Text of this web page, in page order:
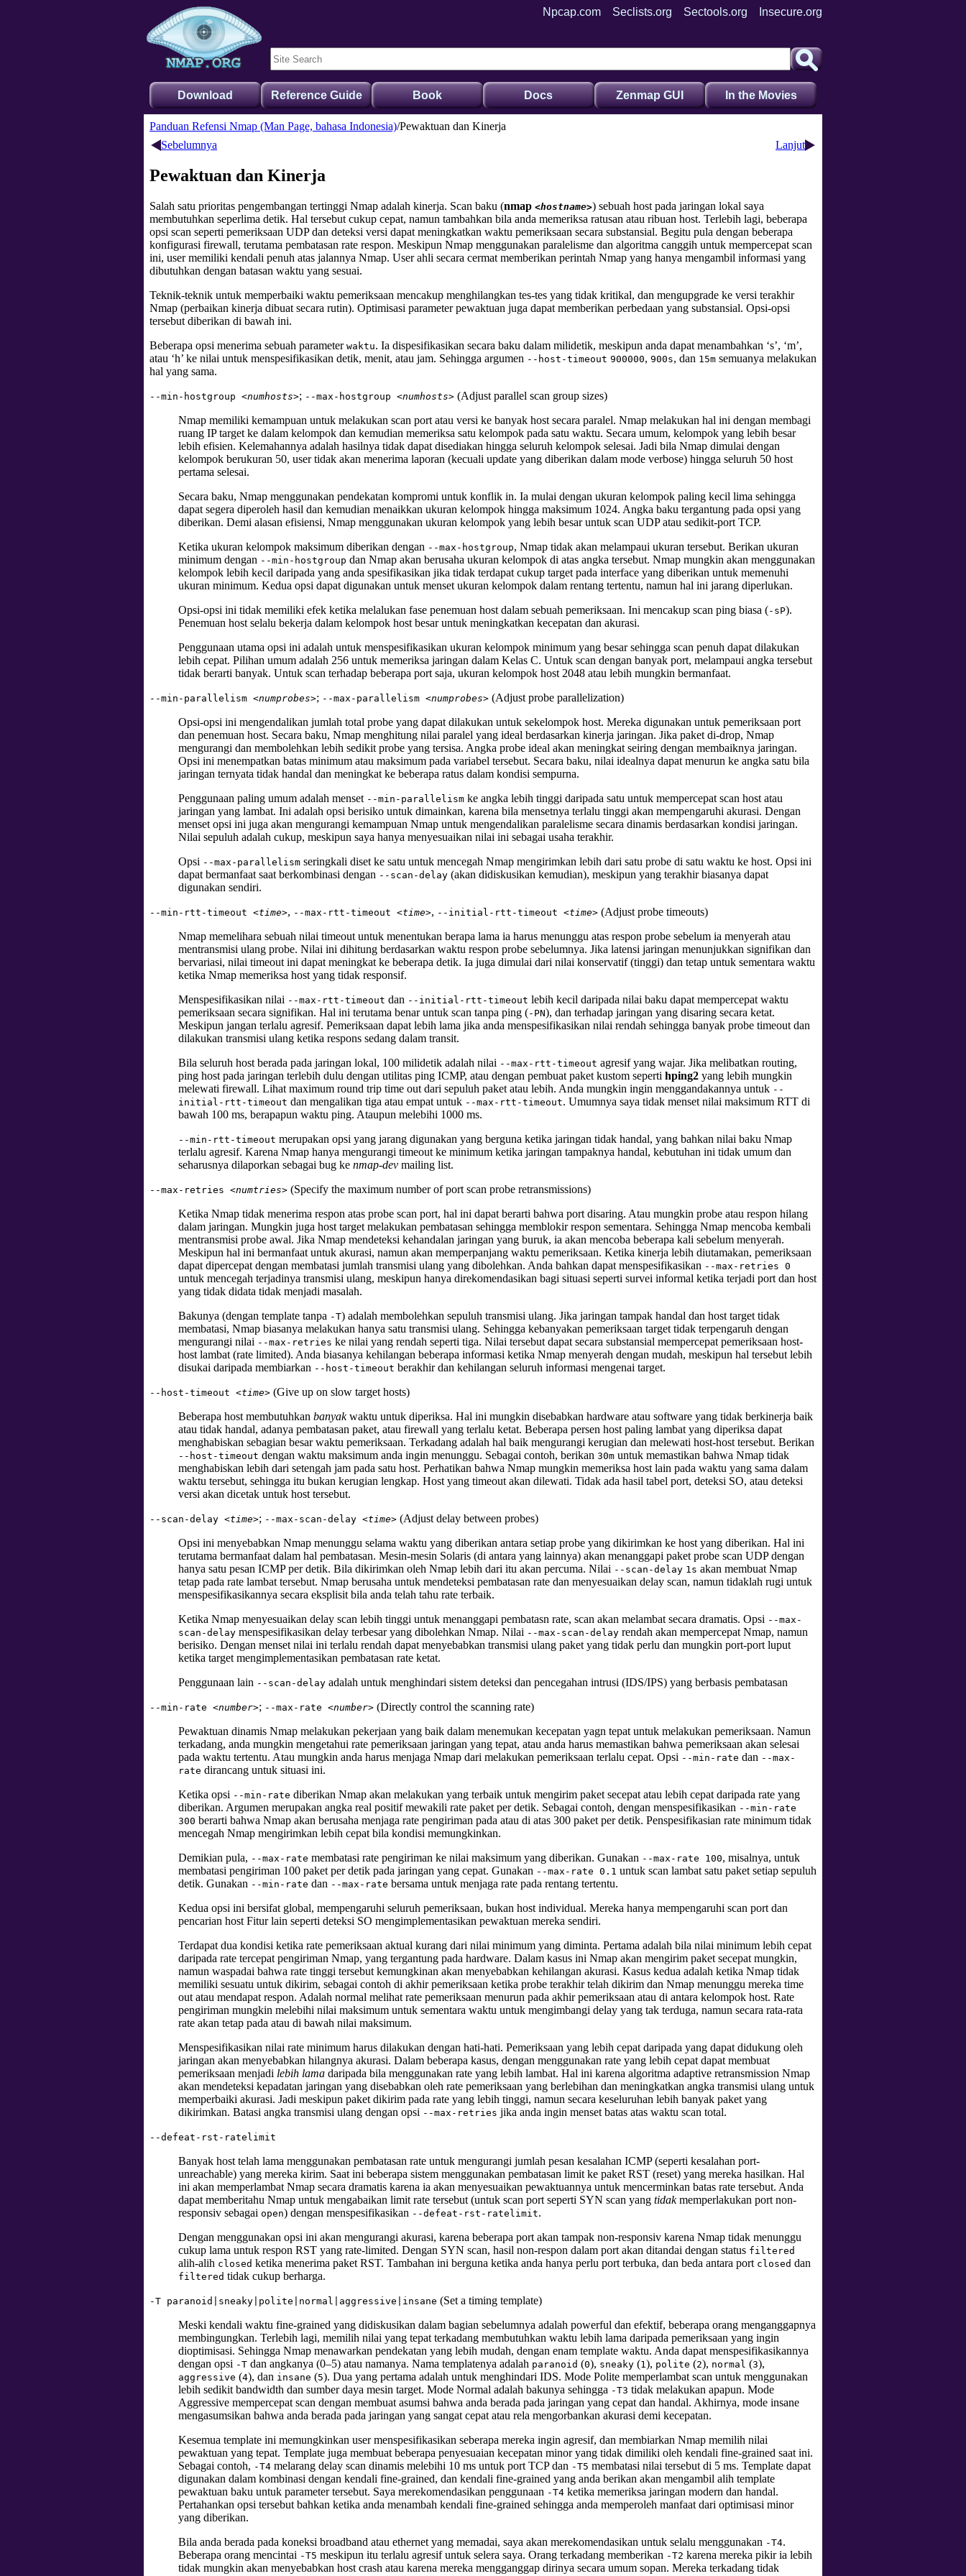
Npcap.com Seclists.org Sectools.org Insecure.org
Download Reference Guide Book Docs Zenmap GUI In the Movies
Panduan Refensi Nmap (Man Page, bahasa Indonesia) Pewaktuan dan Kinerja
Sebelumnya
Lanjut
Pewaktuan dan Kinerja
Salah satu prioritas pengembangan tertinggi Nmap adalah kinerja. Scan baku (nmap <hostname>) sebuah host pada jaringan lokal saya
membutuhkan seperlima detik. Hal tersebut cukup cepat, namun tambahkan bila anda memeriksa ratusan atau ribuan host. Terlebih lagi, beberapa
opsi scan seperti pemeriksaan UDP dan deteksi versi dapat meningkatkan waktu pemeriksaan secara substansial. Begitu pula dengan beberapa
konfigurasi firewall, terutama pembatasan rate respon. Meskipun Nmap menggunakan paralelisme dan algoritma canggih untuk mempercepat scan
ini, user memiliki kendali penuh atas jalannya Nmap. User ahli secara cermat memberikan perintah Nmap yang hanya mengambil informasi yang
dibutuhkan dengan batasan waktu yang sesuai.
Teknik-teknik untuk memperbaiki waktu pemeriksaan mencakup menghilangkan tes-tes yang tidak kritikal, dan mengupgrade ke versi terakhir
Nmap (perbaikan kinerja dibuat secara rutin). Optimisasi parameter pewaktuan juga dapat memberikan perbedaan yang substansial. Opsi-opsi
tersebut diberikan di bawah ini.
Beberapa opsi menerima sebuah parameter waktu. Ia dispesifikasikan secara baku dalam milidetik, meskipun anda dapat menambahkan ‘s’, ‘m’,
atau ‘h’ ke nilai untuk menspesifikasikan detik, menit, atau jam. Sehingga argumen --host-timeout 900000, 900s, dan 15m semuanya melakukan
hal yang sama.
--min-hostgroup <numhosts>; --max-hostgroup <numhosts> (Adjust parallel scan group sizes)
Nmap memiliki kemampuan untuk melakukan scan port atau versi ke banyak host secara paralel. Nmap melakukan hal ini dengan membagi
ruang IP target ke dalam kelompok dan kemudian memeriksa satu kelompok pada satu waktu. Secara umum, kelompok yang lebih besar
lebih efisien. Kelemahannya adalah hasilnya tidak dapat disediakan hingga seluruh kelompok selesai. Jadi bila Nmap dimulai dengan
kelompok berukuran 50, user tidak akan menerima laporan (kecuali update yang diberikan dalam mode verbose) hingga seluruh 50 host
pertama selesai.
Secara baku, Nmap menggunakan pendekatan kompromi untuk konflik in. Ia mulai dengan ukuran kelompok paling kecil lima sehingga
dapat segera diperoleh hasil dan kemudian menaikkan ukuran kelompok hingga maksimum 1024. Angka baku tergantung pada opsi yang
diberikan. Demi alasan efisiensi, Nmap menggunakan ukuran kelompok yang lebih besar untuk scan UDP atau sedikit-port TCP.
Ketika ukuran kelompok maksimum diberikan dengan --max-hostgroup, Nmap tidak akan melampaui ukuran tersebut. Berikan ukuran
minimum dengan --min-hostgroup dan Nmap akan berusaha ukuran kelompok di atas angka tersebut. Nmap mungkin akan menggunakan
kelompok lebih kecil daripada yang anda spesifikasikan jika tidak terdapat cukup target pada interface yang diberikan untuk memenuhi
ukuran minimum. Kedua opsi dapat digunakan untuk menset ukuran kelompok dalam rentang tertentu, namun hal ini jarang diperlukan.
Opsi-opsi ini tidak memiliki efek ketika melalukan fase penemuan host dalam sebuah pemeriksaan. Ini mencakup scan ping biasa (-sP).
Penemuan host selalu bekerja dalam kelompok host besar untuk meningkatkan kecepatan dan akurasi.
Penggunaan utama opsi ini adalah untuk menspesifikasikan ukuran kelompok minimum yang besar sehingga scan penuh dapat dilakukan
lebih cepat. Pilihan umum adalah 256 untuk memeriksa jaringan dalam Kelas C. Untuk scan dengan banyak port, melampaui angka tersebut
tidak berarti banyak. Untuk scan terhadap beberapa port saja, ukuran kelompok host 2048 atau lebih mungkin bermanfaat.
--min-parallelism <numprobes>; --max-parallelism <numprobes> (Adjust probe parallelization)
Opsi-opsi ini mengendalikan jumlah total probe yang dapat dilakukan untuk sekelompok host. Mereka digunakan untuk pemeriksaan port
dan penemuan host. Secara baku, Nmap menghitung nilai paralel yang ideal berdasarkan kinerja jaringan. Jika paket di-drop, Nmap
mengurangi dan membolehkan lebih sedikit probe yang tersisa. Angka probe ideal akan meningkat seiring dengan membaiknya jaringan.
Opsi ini menempatkan batas minimum atau maksimum pada variabel tersebut. Secara baku, nilai idealnya dapat menurun ke angka satu bila
jaringan ternyata tidak handal dan meningkat ke beberapa ratus dalam kondisi sempurna.
Penggunaan paling umum adalah menset --min-parallelism ke angka lebih tinggi daripada satu untuk mempercepat scan host atau
jaringan yang lambat. Ini adalah opsi berisiko untuk dimainkan, karena bila mensetnya terlalu tinggi akan mempengaruhi akurasi. Dengan
menset opsi ini juga akan mengurangi kemampuan Nmap untuk mengendalikan paralelisme secara dinamis berdasarkan kondisi jaringan.
Nilai sepuluh adalah cukup, meskipun saya hanya menyesuaikan nilai ini sebagai usaha terakhir.
Opsi --max-parallelism seringkali diset ke satu untuk mencegah Nmap mengirimkan lebih dari satu probe di satu waktu ke host. Opsi ini
dapat bermanfaat saat berkombinasi dengan --scan-delay (akan didiskusikan kemudian), meskipun yang terakhir biasanya dapat
digunakan sendiri.
--min-rtt-timeout <time>, --max-rtt-timeout <time>, --initial-rtt-timeout <time> (Adjust probe timeouts)
Nmap memelihara sebuah nilai timeout untuk menentukan berapa lama ia harus menunggu atas respon probe sebelum ia menyerah atau
mentransmisi ulang probe. Nilai ini dihitung berdasarkan waktu respon probe sebelumnya. Jika latensi jaringan menunjukkan signifikan dan
bervariasi, nilai timeout ini dapat meningkat ke beberapa detik. Ia juga dimulai dari nilai konservatif (tinggi) dan tetap untuk sementara waktu
ketika Nmap memeriksa host yang tidak responsif.
Menspesifikasikan nilai --max-rtt-timeout dan --initial-rtt-timeout lebih kecil daripada nilai baku dapat mempercepat waktu
pemeriksaan secara signifikan. Hal ini terutama benar untuk scan tanpa ping (-PN), dan terhadap jaringan yang disaring secara ketat.
Meskipun jangan terlalu agresif. Pemeriksaan dapat lebih lama jika anda menspesifikasikan nilai rendah sehingga banyak probe timeout dan
dilakukan transmisi ulang ketika respons sedang dalam transit.
Bila seluruh host berada pada jaringan lokal, 100 milidetik adalah nilai --max-rtt-timeout agresif yang wajar. Jika melibatkan routing,
ping host pada jaringan terlebih dulu dengan utilitas ping ICMP, atau dengan pembuat paket kustom seperti hping2 yang lebih mungkin
melewati firewall. Lihat maximum round trip time out dari sepuluh paket atau lebih. Anda mungkin ingin menggandakannya untuk --
initial-rtt-timeout dan mengalikan tiga atau empat untuk --max-rtt-timeout. Umumnya saya tidak menset nilai maksimum RTT di
bawah 100 ms, berapapun waktu ping. Ataupun melebihi 1000 ms.
--min-rtt-timeout merupakan opsi yang jarang digunakan yang berguna ketika jaringan tidak handal, yang bahkan nilai baku Nmap
terlalu agresif. Karena Nmap hanya mengurangi timeout ke minimum ketika jaringan tampaknya handal, kebutuhan ini tidak umum dan
seharusnya dilaporkan sebagai bug ke nmap-dev mailing list.
--max-retries <numtries> (Specify the maximum number of port scan probe retransmissions)
Ketika Nmap tidak menerima respon atas probe scan port, hal ini dapat berarti bahwa port disaring. Atau mungkin probe atau respon hilang
dalam jaringan. Mungkin juga host target melakukan pembatasan sehingga memblokir respon sementara. Sehingga Nmap mencoba kembali
mentransmisi probe awal. Jika Nmap mendeteksi kehandalan jaringan yang buruk, ia akan mencoba beberapa kali sebelum menyerah.
Meskipun hal ini bermanfaat untuk akurasi, namun akan memperpanjang waktu pemeriksaan. Ketika kinerja lebih diutamakan, pemeriksaan
dapat dipercepat dengan membatasi jumlah transmisi ulang yang dibolehkan. Anda bahkan dapat menspesifikasikan --max-retries 0
untuk mencegah terjadinya transmisi ulang, meskipun hanya direkomendasikan bagi situasi seperti survei informal ketika terjadi port dan host
yang tidak didata tidak menjadi masalah.
Bakunya (dengan template tanpa -T) adalah membolehkan sepuluh transmisi ulang. Jika jaringan tampak handal dan host target tidak
membatasi, Nmap biasanya melakukan hanya satu transmisi ulang. Sehingga kebanyakan pemeriksaan target tidak terpengaruh dengan
mengurangi nilai --max-retries ke nilai yang rendah seperti tiga. Nilai tersebut dapat secara substansial mempercepat pemeriksaan host-
host lambat (rate limited). Anda biasanya kehilangan beberapa informasi ketika Nmap menyerah dengan mudah, meskipun hal tersebut lebih
disukai daripada membiarkan --host-timeout berakhir dan kehilangan seluruh informasi mengenai target.
--host-timeout <time> (Give up on slow target hosts)
Beberapa host membutuhkan banyakwaktu untuk diperiksa. Hal ini mungkin disebabkan hardware atau software yang tidak berkinerja baik
atau tidak handal, adanya pembatasan paket, atau firewall yang terlalu ketat. Beberapa persen host paling lambat yang diperiksa dapat
menghabiskan sebagian besar waktu pemeriksaan. Terkadang adalah hal baik mengurangi kerugian dan melewati host-host tersebut. Berikan
--host-timeout dengan waktu maksimum anda ingin menunggu. Sebagai contoh, berikan 30m untuk memastikan bahwa Nmap tidak
menghabiskan lebih dari setengah jam pada satu host. Perhatikan bahwa Nmap mungkin memeriksa host lain pada waktu yang sama dalam
waktu tersebut, sehingga itu bukan kerugian lengkap. Host yang timeout akan dilewati. Tidak ada hasil tabel port, deteksi SO, atau deteksi
versi akan dicetak untuk host tersebut.
--scan-delay <time>; --max-scan-delay <time> (Adjust delay between probes)
Opsi ini menyebabkan Nmap menunggu selama waktu yang diberikan antara setiap probe yang dikirimkan ke host yang diberikan. Hal ini
terutama bermanfaat dalam hal pembatasan. Mesin-mesin Solaris (di antara yang lainnya) akan menanggapi paket probe scan UDP dengan
hanya satu pesan ICMP per detik. Bila dikirimkan oleh Nmap lebih dari itu akan percuma. Nilai --scan-delay 1s akan membuat Nmap
tetap pada rate lambat tersebut. Nmap berusaha untuk mendeteksi pembatasan rate dan menyesuaikan delay scan, namun tidaklah rugi untuk
menspesifikasikannya secara eksplisit bila anda telah tahu rate terbaik.
Ketika Nmap menyesuaikan delay scan lebih tinggi untuk menanggapi pembatasn rate, scan akan melambat secara dramatis. Opsi --max-
scan-delay menspesifikasikan delay terbesar yang dibolehkan Nmap. Nilai --max-scan-delay rendah akan mempercepat Nmap, namun
berisiko. Dengan menset nilai ini terlalu rendah dapat menyebabkan transmisi ulang paket yang tidak perlu dan mungkin port-port luput
ketika target mengimplementasikan pembatasan rate ketat.
Penggunaan lain --scan-delay adalah untuk menghindari sistem deteksi dan pencegahan intrusi (IDS/IPS) yang berbasis pembatasan
--min-rate <number>; --max-rate <number> (Directly control the scanning rate)
Pewaktuan dinamis Nmap melakukan pekerjaan yang baik dalam menemukan kecepatan yagn tepat untuk melakukan pemeriksaan. Namun
terkadang, anda mungkin mengetahui rate pemeriksaan jaringan yang tepat, atau anda harus memastikan bahwa pemeriksaan akan selesai
pada waktu tertentu. Atau mungkin anda harus menjaga Nmap dari melakukan pemeriksaan terlalu cepat. Opsi --min-rate dan --max-
rate dirancang untuk situasi ini.
Ketika opsi --min-rate diberikan Nmap akan melakukan yang terbaik untuk mengirim paket secepat atau lebih cepat daripada rate yang
diberikan. Argumen merupakan angka real positif mewakili rate paket per detik. Sebagai contoh, dengan menspesifikasikan --min-rate
300 berarti bahwa Nmap akan berusaha menjaga rate pengiriman pada atau di atas 300 paket per detik. Penspesifikasian rate minimum tidak
mencegah Nmap mengirimkan lebih cepat bila kondisi memungkinkan.
Demikian pula, --max-rate membatasi rate pengiriman ke nilai maksimum yang diberikan. Gunakan --max-rate 100, misalnya, untuk
membatasi pengiriman 100 paket per detik pada jaringan yang cepat. Gunakan --max-rate 0.1 untuk scan lambat satu paket setiap sepuluh
detik. Gunakan --min-rate dan --max-rate bersama untuk menjaga rate pada rentang tertentu.
Kedua opsi ini bersifat global, mempengaruhi seluruh pemeriksaan, bukan host individual. Mereka hanya mempengaruhi scan port dan
pencarian host Fitur lain seperti deteksi SO mengimplementasikan pewaktuan mereka sendiri.
Terdapat dua kondisi ketika rate pemeriksaan aktual kurang dari nilai minimum yang diminta. Pertama adalah bila nilai minimum lebih cepat
daripada rate tercepat pengiriman Nmap, yang tergantung pada hardware. Dalam kasus ini Nmap akan mengirim paket secepat mungkin,
namun waspadai bahwa rate tinggi tersebut kemungkinan akan menyebabkan kehilangan akurasi. Kasus kedua adalah ketika Nmap tidak
memiliki sesuatu untuk dikirim, sebagai contoh di akhir pemeriksaan ketika probe terakhir telah dikirim dan Nmap menunggu mereka time
out atau mendapat respon. Adalah normal melihat rate pemeriksaan menurun pada akhir pemeriksaan atau di antara kelompok host. Rate
pengiriman mungkin melebihi nilai maksimum untuk sementara waktu untuk mengimbangi delay yang tak terduga, namun secara rata-rata
rate akan tetap pada atau di bawah nilai maksimum.
Menspesifikasikan nilai rate minimum harus dilakukan dengan hati-hati. Pemeriksaan yang lebih cepat daripada yang dapat didukung oleh
jaringan akan menyebabkan hilangnya akurasi. Dalam beberapa kasus, dengan menggunakan rate yang lebih cepat dapat membuat
pemeriksaan menjadi lebih lama daripada bila menggunakan rate yang lebih lambat. Hal ini karena algoritma adaptive retransmission Nmap
akan mendeteksi kepadatan jaringan yang disebabkan oleh rate pemeriksaan yang berlebihan dan meningkatkan angka transmisi ulang untuk
memperbaiki akurasi. Jadi meskipun paket dikirim pada rate yang lebih tinggi, namun secara keseluruhan lebih banyak paket yang
dikirimkan. Batasi angka transmisi ulang dengan opsi --max-retries jika anda ingin menset batas atas waktu scan total.
--defeat-rst-ratelimit
Banyak host telah lama menggunakan pembatasan rate untuk mengurangi jumlah pesan kesalahan ICMP (seperti kesalahan port-
unreachable) yang mereka kirim. Saat ini beberapa sistem menggunakan pembatasan limit ke paket RST (reset) yang mereka hasilkan. Hal
ini akan memperlambat Nmap secara dramatis karena ia akan menyesuaikan pewaktuannya untuk mencerminkan batas rate tersebut. Anda
dapat memberitahu Nmap untuk mengabaikan limit rate tersebut (untuk scan port seperti SYN scan yang tidakmemperlakukan port non-
responsiv sebagai open) dengan menspesifikasikan --defeat-rst-ratelimit.
Dengan menggunakan opsi ini akan mengurangi akurasi, karena beberapa port akan tampak non-responsiv karena Nmap tidak menunggu
cukup lama untuk respon RST yang rate-limited. Dengan SYN scan, hasil non-respon dalam port akan ditandai dengan status filtered
alih-alih closed ketika menerima paket RST. Tambahan ini berguna ketika anda hanya perlu port terbuka, dan beda antara port closed dan
filtered tidak cukup berharga.
-T paranoid|sneaky|polite|normal|aggressive|insane (Set a timing template)
Meski kendali waktu fine-grained yang didiskusikan dalam bagian sebelumnya adalah powerful dan efektif, beberapa orang menganggapnya
membingungkan. Terlebih lagi, memilih nilai yang tepat terkadang membutuhkan waktu lebih lama daripada pemeriksaan yang ingin
dioptimisasi. Sehingga Nmap menawarkan pendekatan yang lebih mudah, dengan enam template waktu. Anda dapat menspesifikasikannya
dengan opsi -T dan angkanya (0–5) atau namanya. Nama templatenya adalah paranoid (0), sneaky (1), polite (2), normal (3),
aggressive (4), dan insane (5). Dua yang pertama adalah untuk menghindari IDS. Mode Polite memperlambat scan untuk menggunakan
lebih sedikit bandwidth dan sumber daya mesin target. Mode Normal adalah bakunya sehingga -T3 tidak melakukan apapun. Mode
Aggressive mempercepat scan dengan membuat asumsi bahwa anda berada pada jaringan yang cepat dan handal. Akhirnya, mode insane
mengasumsikan bahwa anda berada pada jaringan yang sangat cepat atau rela mengorbankan akurasi demi kecepatan.
Kesemua template ini memungkinkan user menspesifikasikan seberapa mereka ingin agresif, dan membiarkan Nmap memilih nilai
pewaktuan yang tepat. Template juga membuat beberapa penyesuaian kecepatan minor yang tidak dimiliki oleh kendali fine-grained saat ini.
Sebagai contoh, -T4 melarang delay scan dinamis melebihi 10 ms untuk port TCP dan -T5 membatasi nilai tersebut di 5 ms. Template dapat
digunakan dalam kombinasi dengan kendali fine-grained, dan kendali fine-grained yang anda berikan akan mengambil alih template
pewaktuan baku untuk parameter tersebut. Saya merekomendasikan penggunaan -T4 ketika memeriksa jaringan modern dan handal.
Pertahankan opsi tersebut bahkan ketika anda menambah kendali fine-grained sehingga anda memperoleh manfaat dari optimisasi minor
yang diberikan.
Bila anda berada pada koneksi broadband atau ethernet yang memadai, saya akan merekomendasikan untuk selalu menggunakan -T4.
Beberapa orang mencintai -T5 meskipun itu terlalu agresif untuk selera saya. Orang terkadang memberikan -T2 karena mereka pikir ia lebih
tidak mungkin akan menyebabkan host crash atau karena mereka mengganggap dirinya secara umum sopan. Mereka terkadang tidak